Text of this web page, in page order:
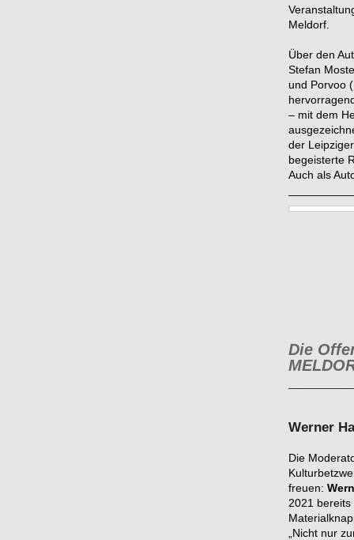
Meldorf.
Über den
Stefan
und Porvoo
– mit dem
der
begeisterte
Auch als
Die
Werner
Die
freuen:
2021
„Nicht nur